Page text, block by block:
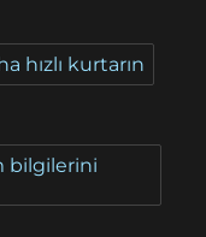
hızlı kurtarın
bilgilerini